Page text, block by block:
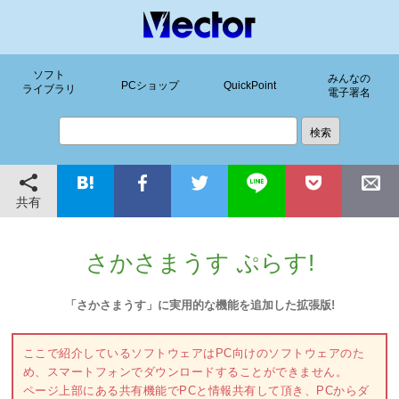
ソフト
ライブラリ
PCショップ QuickPoint
みんなの
電子署名
共有
さかさまうす ぷらす!
「さかさまうす」に実用的な機能を追加した拡張版!
ここで紹介しているソフトウェアはPC向けのソフトウェアのた
め、スマートフォンでダウンロードすることができません。
ページ上部にある共有機能でPCと情報共有して頂き、PCからダ